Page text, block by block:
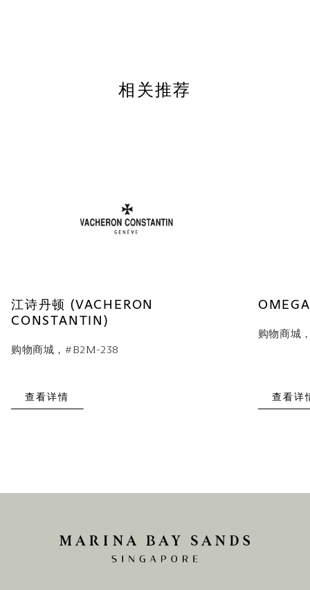
相关推荐
江诗丹顿 (VACHERON
CONSTANTIN)
购物商城，#B2M-238
查看详情
OMEGA
购物商城
查看详